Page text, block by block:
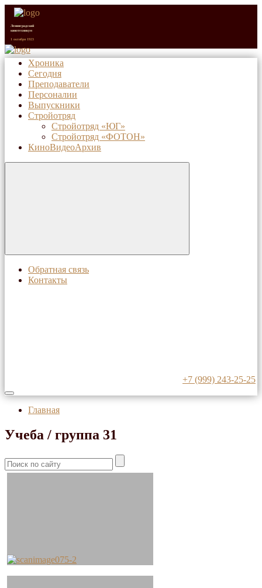
Ленинградский
кинотехникум
1 октября 1923
Санкт-Петербургский
киновидеотехнический
колледж (с 1992 г.)
1 октября 2023
Хроника
Сегодня
Преподаватели
Персоналии
Выпускники
Стройотряд
Стройотряд «ЮГ»
Стройотряд «ФОТОН»
КиноВидеоАрхив
Обратная связь
Контакты
+7 (999) 243-25-25
Главная
Учеба / группа 31